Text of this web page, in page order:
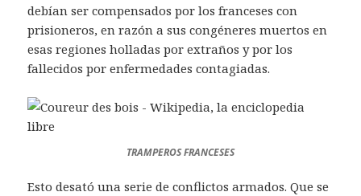
debían ser compensados por los franceses con
prisioneros, en razón a sus congéneres muertos en
esas regiones holladas por extraños y por los
fallecidos por enfermedades contagiadas.
TRAMPEROS FRANCESES
Esto desató una serie de conflictos armados. Que se